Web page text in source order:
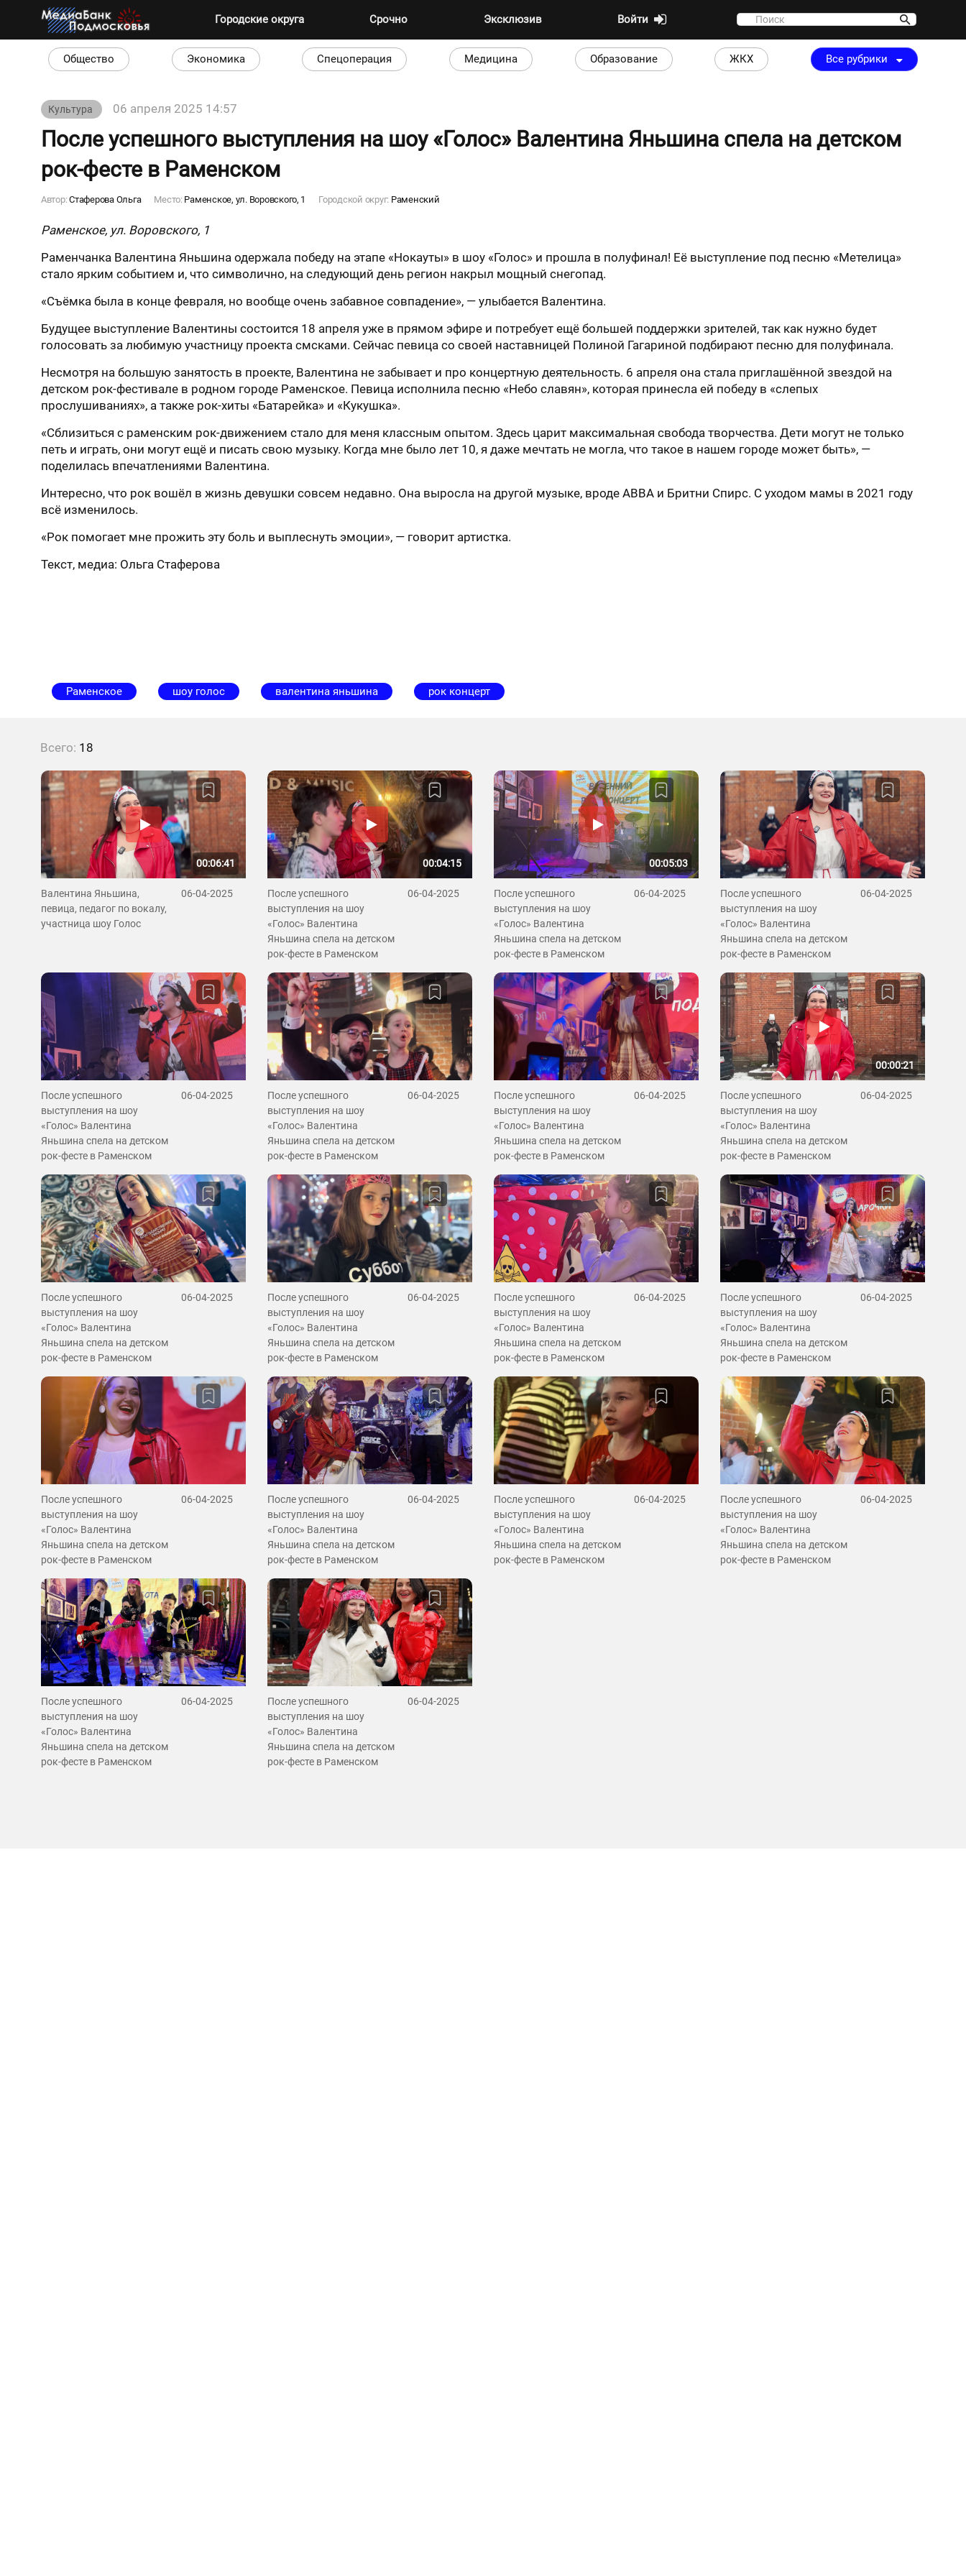
Городские округа Срочно Эксклюзив Войти
Общество Экономика Спецоперация Медицина Образование ЖКХ Все рубрики
Культура 06 апреля 2025 14:57
После успешного выступления на шоу «Голос» Валентина Яньшина спела на детском
рок-фесте в Раменском
Автор:Стаферова Ольга Место: Раменское, ул. Воровского, 1 Городской округ: Раменский
Раменское, ул. Воровского, 1
Раменчанка Валентина Яньшина одержала победу на этапе «Нокауты» в шоу «Голос» и прошла в полуфинал! Её выступление под песню «Метелица»
стало ярким событием и, что символично, на следующий день регион накрыл мощный снегопад.
«Съёмка была в конце февраля, но вообще очень забавное совпадение», — улыбается Валентина.
Будущее выступление Валентины состоится 18 апреля уже в прямом эфире и потребует ещё большей поддержки зрителей, так как нужно будет
голосовать за любимую участницу проекта смсками. Сейчас певица со своей наставницей Полиной Гагариной подбирают песню для полуфинала.
Несмотря на большую занятость в проекте, Валентина не забывает и про концертную деятельность. 6 апреля она стала приглашённой звездой на
детском рок-фестивале в родном городе Раменское. Певица исполнила песню «Небо славян», которая принесла ей победу в «слепых
прослушиваниях», а также рок-хиты «Батарейка» и «Кукушка».
«Сблизиться с раменским рок-движением стало для меня классным опытом. Здесь царит максимальная свобода творчества. Дети могут не только
петь и играть, они могут ещё и писать свою музыку. Когда мне было лет 10, я даже мечтать не могла, что такое в нашем городе может быть», —
поделилась впечатлениями Валентина.
Интересно, что рок вошёл в жизнь девушки совсем недавно. Она выросла на другой музыке, вроде ABBA и Бритни Спирс. С уходом мамы в 2021 году
всё изменилось.
«Рок помогает мне прожить эту боль и выплеснуть эмоции», — говорит артистка.
Текст, медиа: Ольга Стаферова
Раменское шоу голос валентина яньшина рок концерт
Всего: 18
00:06:41
Валентина Яньшина,
певица, педагог по вокалу,
участница шоу Голос
06-04-2025
00:04:15
После успешного
выступления на шоу
«Голос» Валентина
Яньшина спела на детском
рок-фесте в Раменском
06-04-2025
00:05:03
После успешного
выступления на шоу
«Голос» Валентина
Яньшина спела на детском
рок-фесте в Раменском
06-04-2025
После успешного
выступления на шоу
«Голос» Валентина
Яньшина спела на детском
рок-фесте в Раменском
06-04-2025
После успешного
выступления на шоу
«Голос» Валентина
Яньшина спела на детском
рок-фесте в Раменском
06-04-2025
После успешного
выступления на шоу
«Голос» Валентина
Яньшина спела на детском
рок-фесте в Раменском
06-04-2025
После успешного
выступления на шоу
«Голос» Валентина
Яньшина спела на детском
рок-фесте в Раменском
06-04-2025
00:00:21
После успешного
выступления на шоу
«Голос» Валентина
Яньшина спела на детском
рок-фесте в Раменском
06-04-2025
После успешного
выступления на шоу
«Голос» Валентина
Яньшина спела на детском
рок-фесте в Раменском
06-04-2025
После успешного
выступления на шоу
«Голос» Валентина
Яньшина спела на детском
рок-фесте в Раменском
06-04-2025
После успешного
выступления на шоу
«Голос» Валентина
Яньшина спела на детском
рок-фесте в Раменском
06-04-2025
После успешного
выступления на шоу
«Голос» Валентина
Яньшина спела на детском
рок-фесте в Раменском
06-04-2025
После успешного
выступления на шоу
«Голос» Валентина
Яньшина спела на детском
рок-фесте в Раменском
06-04-2025
После успешного
выступления на шоу
«Голос» Валентина
Яньшина спела на детском
рок-фесте в Раменском
06-04-2025
После успешного
выступления на шоу
«Голос» Валентина
Яньшина спела на детском
рок-фесте в Раменском
06-04-2025
После успешного
выступления на шоу
«Голос» Валентина
Яньшина спела на детском
рок-фесте в Раменском
06-04-2025
После успешного
выступления на шоу
«Голос» Валентина
Яньшина спела на детском
рок-фесте в Раменском
06-04-2025
После успешного
выступления на шоу
«Голос» Валентина
Яньшина спела на детском
рок-фесте в Раменском
06-04-2025